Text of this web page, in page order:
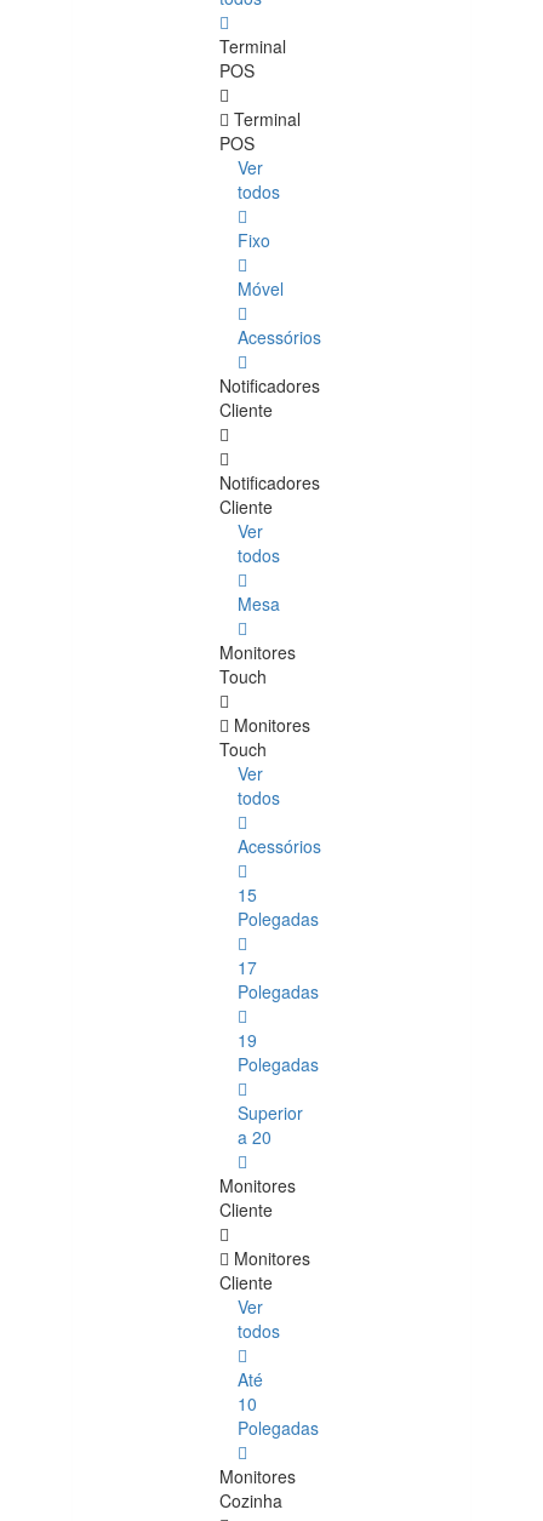
Terminal
POS
Terminal
POS
Ver
todos
Fixo
Móvel
Acessórios
Notificadores
Cliente
Notificadores
Cliente
Ver
todos
Mesa
Monitores
Touch
Monitores
Touch
Ver
todos
Acessórios
15
Polegadas
17
Polegadas
19
Polegadas
Superior
a 20
Monitores
Cliente
Monitores
Cliente
Ver
todos
Até
10
Polegadas
Monitores
Cozinha